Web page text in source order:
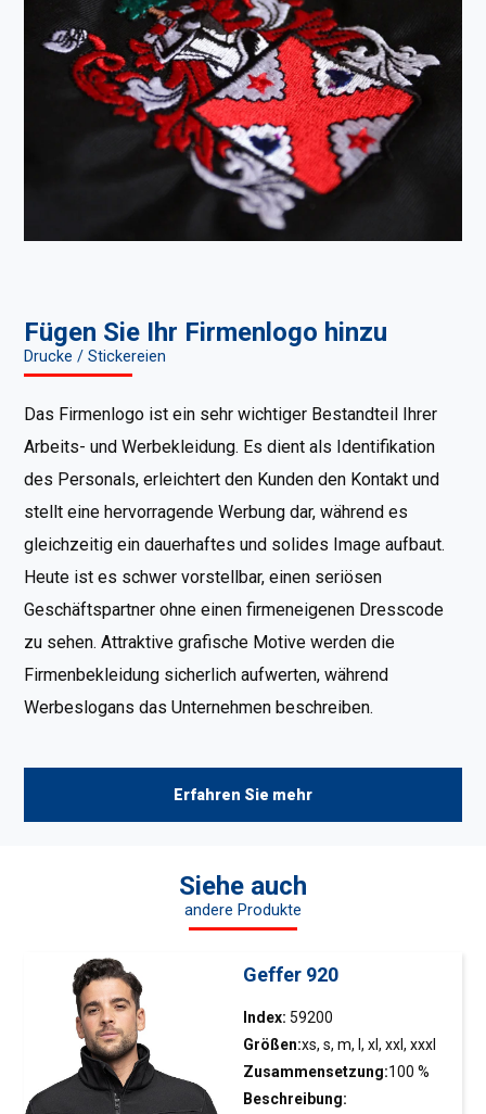
Fügen Sie Ihr Firmenlogo hinzu
Drucke / Stickereien
Das Firmenlogo ist ein sehr wichtiger Bestandteil Ihrer
Arbeits- und Werbekleidung. Es dient als Identifikation
des Personals, erleichtert den Kunden den Kontakt und
stellt eine hervorragende Werbung dar, während es
gleichzeitig ein dauerhaftes und solides Image aufbaut.
Heute ist es schwer vorstellbar, einen seriösen
Geschäftspartner ohne einen firmeneigenen Dresscode
zu sehen. Attraktive grafische Motive werden die
Firmenbekleidung sicherlich aufwerten, während
Werbeslogans das Unternehmen beschreiben.
Erfahren Sie mehr
Siehe auch
andere Produkte
Geffer 920
Index: 59200
Größen:xs, s, m, l, xl, xxl, xxxl
Zusammensetzung:100 %
Polyester
Beschreibung: